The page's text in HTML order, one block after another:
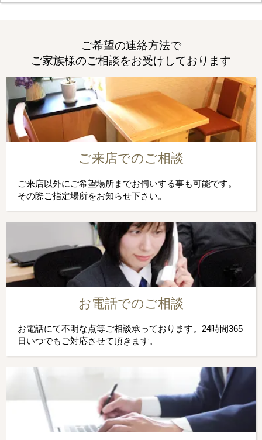
ご希望の連絡方法で
ご家族様のご相談をお受けしております
ご来店でのご相談
ご来店以外にご希望場所までお伺いする事も可能です。
その際ご指定場所をお知らせ下さい。
お電話でのご相談
お電話にて不明な点等ご相談承っております。24時間365
日いつでもご対応させて頂きます。